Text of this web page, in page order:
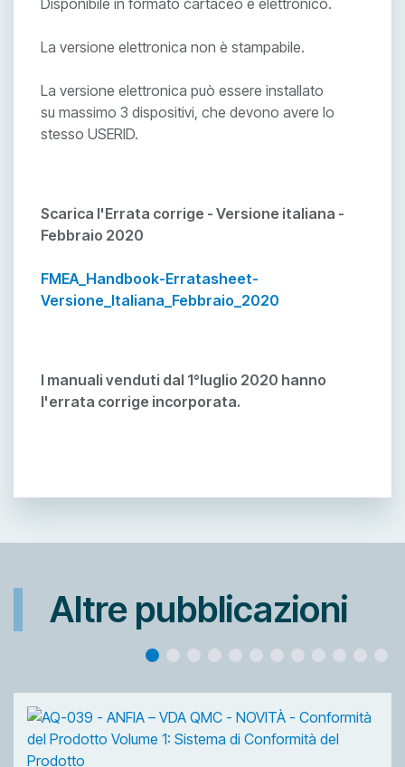
Disponibile in formato cartaceo e elettronico.
La versione elettronica non è stampabile.
La versione elettronica può essere installato
su massimo 3 dispositivi, che devono avere lo
stesso USERID.
Scarica l'Errata corrige - Versione italiana -
Febbraio 2020
FMEA_Handbook-Erratasheet-
Versione_Italiana_Febbraio_2020
I manuali venduti dal 1°luglio 2020 hanno
l'errata corrige incorporata.
Altre pubblicazioni